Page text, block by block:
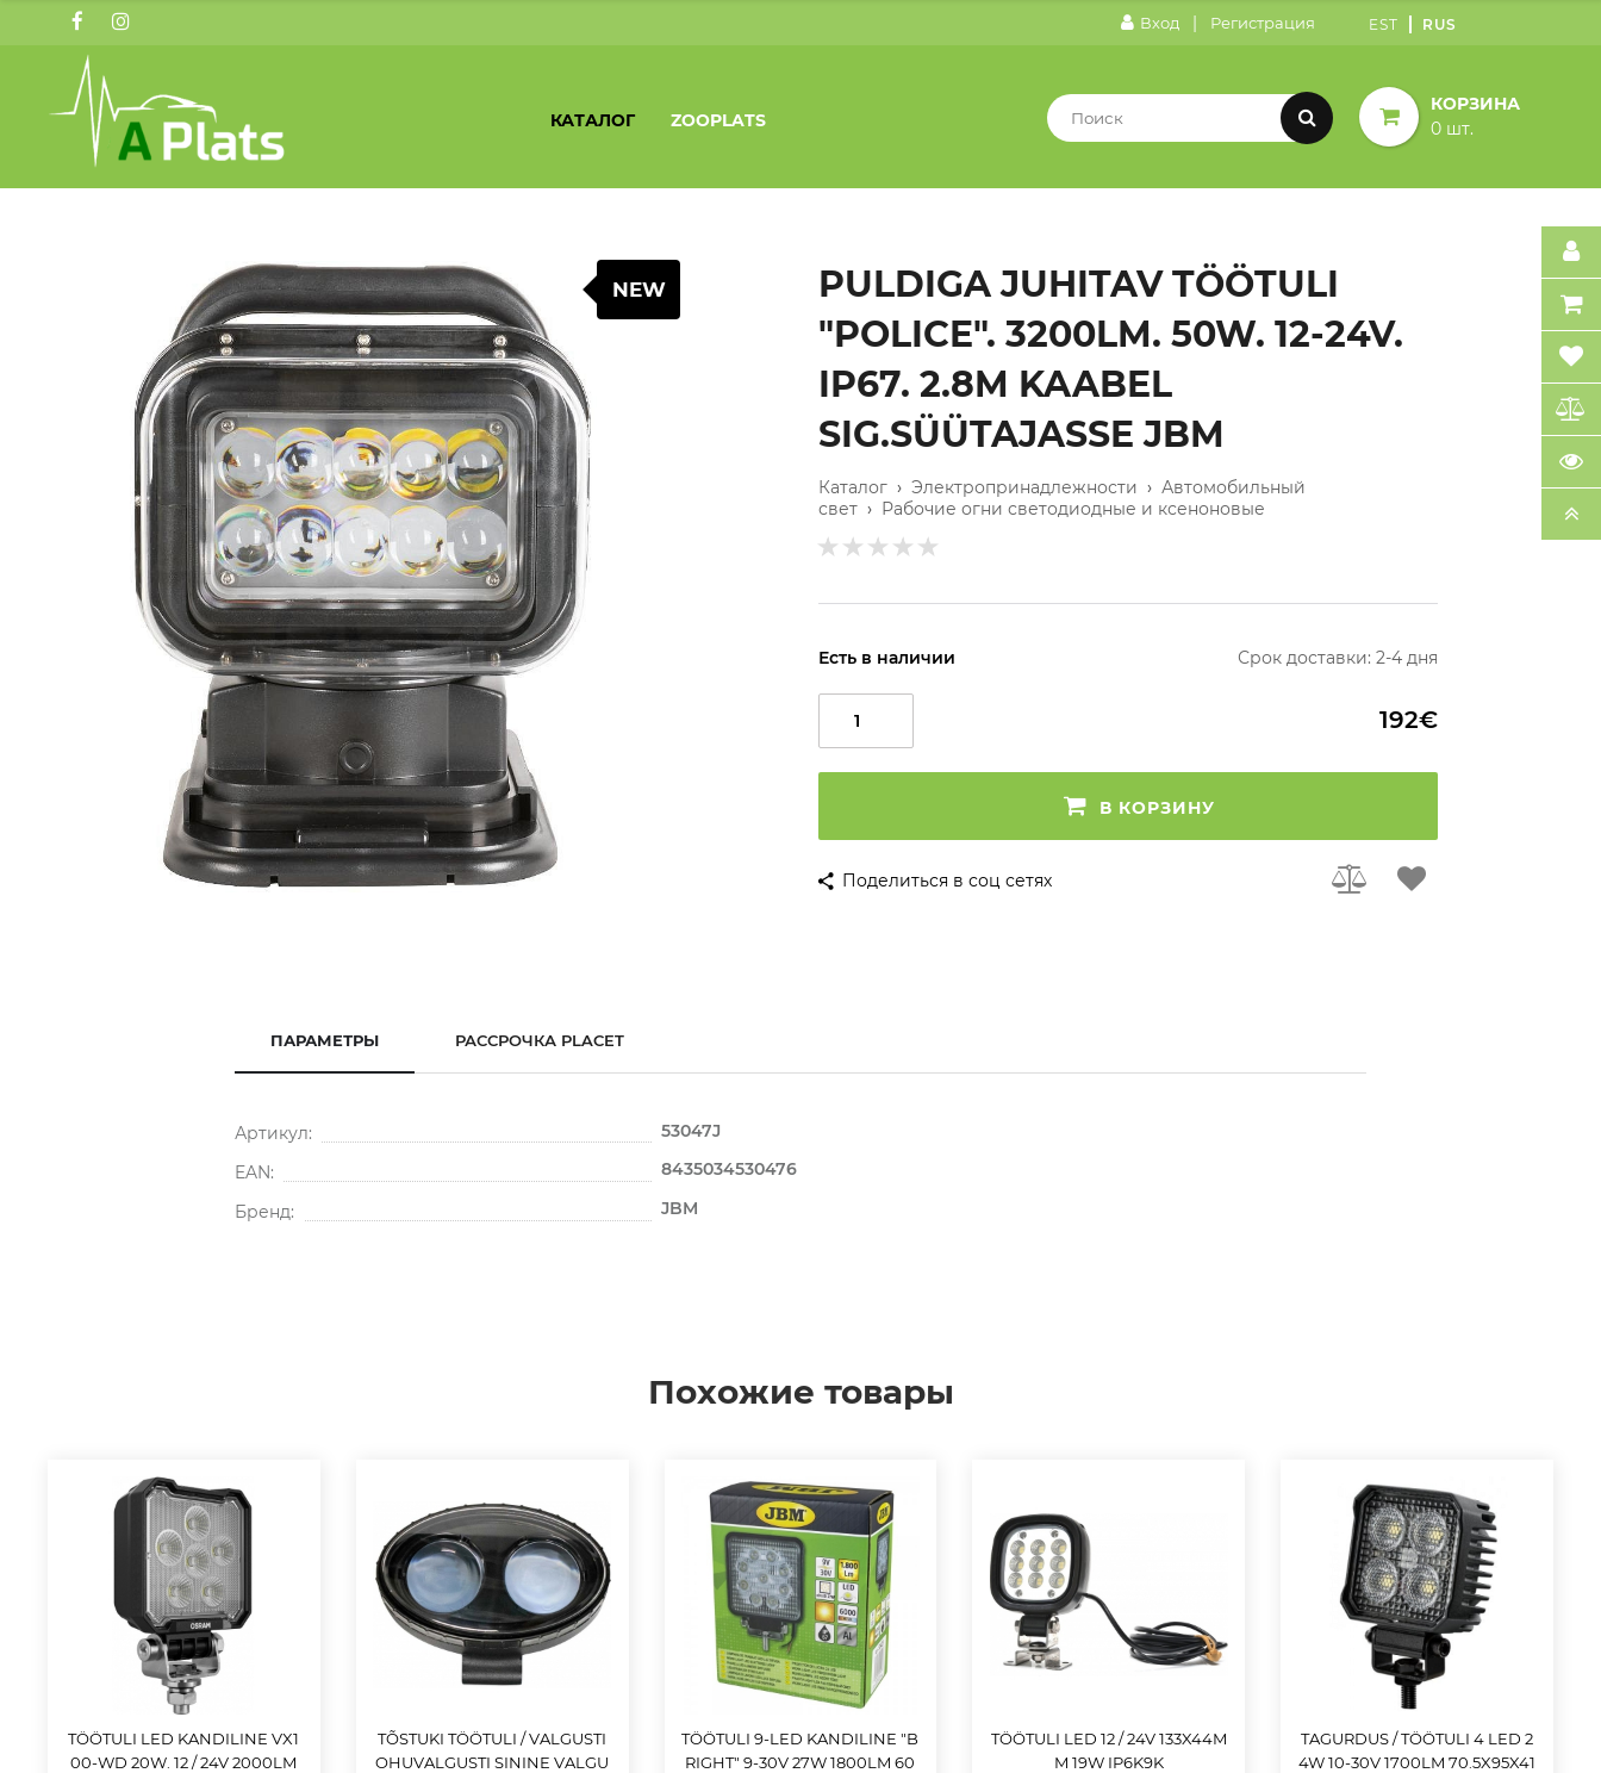
Вход | Регистрация EST RUS
КАТАЛОГ ZOOPLATS
КОРЗИНА
0 шт.
NEW
PULDIGA JUHITAV TÖÖTULI
"POLICE". 3200LM. 50W. 12-24V.
IP67. 2.8M KAABEL
SIG.SÜÜTAJASSE JBM
Каталог › Электропринадлежности › Автомобильный
свет › Рабочие огни светодиодные и ксеноновые
Есть в наличии Срок доставки: 2-4 дня
192€
В КОРЗИНУ
Поделиться в соц сетях
ПАРАМЕТРЫ РАССРОЧКА PLACET
Артикул:
53047J
EAN:
8435034530476
Бренд:
JBM
Похожие товары
TÖÖTULI LED KANDILINE VX1
00-WD 20W. 12 / 24V 2000LM
TÕSTUKI TÖÖTULI / VALGUSTI
OHUVALGUSTI SININE VALGU
TÖÖTULI 9-LED KANDILINE "B
RIGHT" 9-30V 27W 1800LM 60
TÖÖTULI LED 12 / 24V 133X44M
M 19W IP6K9K
TAGURDUS / TÖÖTULI 4 LED 2
4W 10-30V 1700LM 70.5X95X41